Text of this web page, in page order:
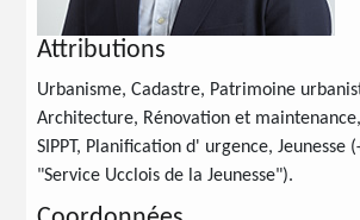
Attributions
Urbanisme, Cadastre, Patrimoine
Architecture, Rénovation et
SIPPT, Planification d' urgence, Jeunesse
"Service Ucclois de la Jeunesse").